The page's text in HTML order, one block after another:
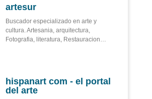
artesur
Buscador especializado en arte y
cultura. Artesania, arquitectura,
Fotografia, literatura, Restauracion…
hispanart com - el portal
del arte